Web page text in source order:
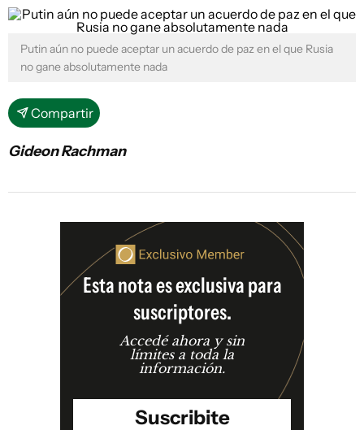
Putin aún no puede aceptar un acuerdo de paz en el que Rusia
no gane absolutamente nada
Compartir
Gideon Rachman
Esta nota es exclusiva para
suscriptores.
Accedé ahora y sin
límites a toda la
información.
Suscribite